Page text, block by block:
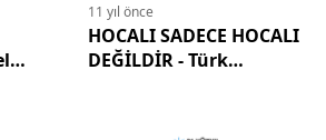
11 yıl önce
HOCALI SADECE HOCALI
DEĞİLDİR - Türk